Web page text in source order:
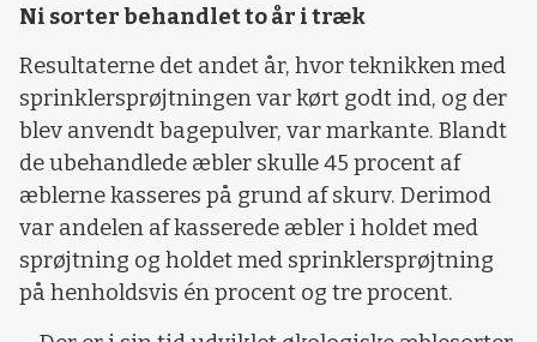
Ni sorter behandlet to år i træk
Resultaterne det andet år, hvor teknikken med
sprinklersprøjtningen var kørt godt ind, og der
blev anvendt bagepulver, var markante. Blandt
de ubehandlede æbler skulle 45 procent af
æblerne kasseres på grund af skurv. Derimod
var andelen af kasserede æbler i holdet med
sprøjtning og holdet med sprinklersprøjtning
på henholdsvis én procent og tre procent.